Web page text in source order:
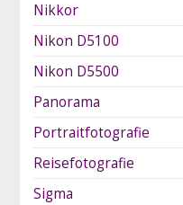
Nikkor
Nikon D5100
Nikon D5500
Panorama
Portraitfotografie
Reisefotografie
Sigma